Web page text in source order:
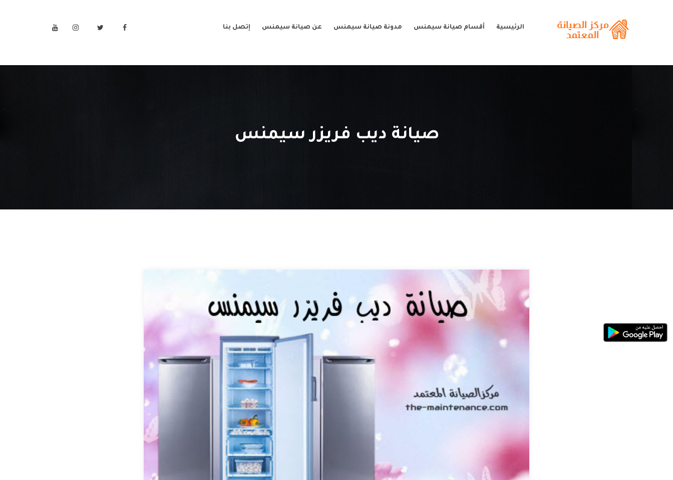
الرئيسية أقسام صيانة سيمنس مدونة صيانة سيمنس عن صيانة سيمنس إتصل بنا
صيانة ديب فريزر سيمنس